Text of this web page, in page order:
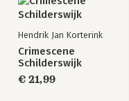
Hendrik Jan Korterink
Crimescene
Schilderswijk
€ 21,99